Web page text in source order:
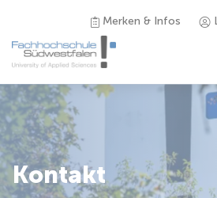
Merken & Infos
Studieninteressierte
Studienangebot
Kontakt